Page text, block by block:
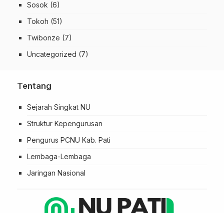
Sosok (6)
Tokoh (51)
Twibonze (7)
Uncategorized (7)
Tentang
Sejarah Singkat NU
Struktur Kepengurusan
Pengurus PCNU Kab. Pati
Lembaga-Lembaga
Jaringan Nasional